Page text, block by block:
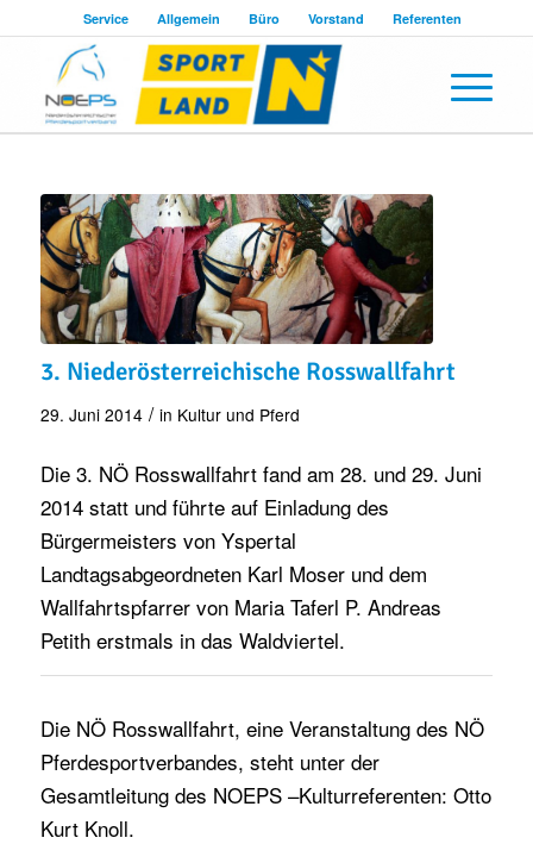
Service Allgemein Büro Vorstand Referenten
3. Niederösterreichische Rosswallfahrt
29. Juni 2014 / in Kultur und Pferd
Die 3. NÖ Rosswallfahrt fand am 28. und 29. Juni
2014 statt und führte auf Einladung des
Bürgermeisters von Yspertal
Landtagsabgeordneten Karl Moser und dem
Wallfahrtspfarrer von Maria Taferl P. Andreas
Petith erstmals in das Waldviertel.
Die NÖ Rosswallfahrt, eine Veranstaltung des NÖ
Pferdesportverbandes, steht unter der
Gesamtleitung des NOEPS –Kulturreferenten: Otto
Kurt Knoll.